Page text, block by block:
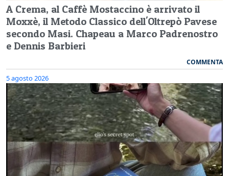
A Crema, al Caffè Mostaccino è arrivato il
Moxxè, il Metodo Classico dell'Oltrepò Pavese
secondo Masi. Chapeau a Marco Padrenostro
e Dennis Barbieri
COMMENTA
5 agosto 2026